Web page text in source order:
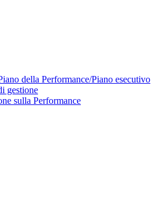
della Performance/Piano esecutivo
gestione
sulla Performance